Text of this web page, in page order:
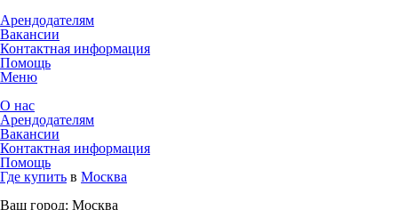
Арендодателям
Вакансии
Контактная информация
Помощь
Меню
О нас
Арендодателям
Вакансии
Контактная информация
Помощь
Где купить в Москва
Ваш город: Москва